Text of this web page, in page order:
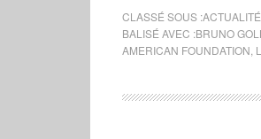
CLASSÉ SOUS :
BALISÉ AVEC :BRUNO
AMERICAN FOUNDATION